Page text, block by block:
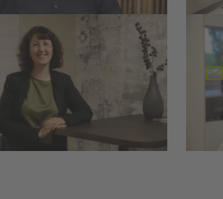
Herr
s.herr@loosli.swiss